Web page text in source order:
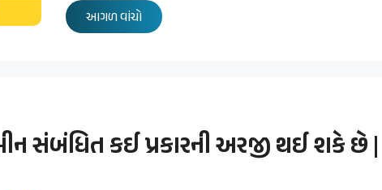
આગળ વાંચો
સંબંધિત કઈ પ્રકારની અરજી થઈ શકે છે |